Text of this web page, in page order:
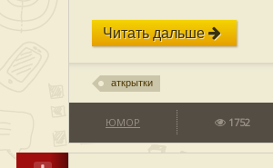
Читать дальше
аткрытки
ЮМОР 1752